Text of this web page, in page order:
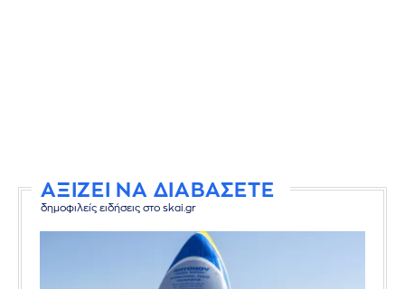
ΑΞΙΖΕΙ ΝΑ ΔΙΑΒΑΣΕΤΕ
δημοφιλείς ειδήσεις στο skai.gr